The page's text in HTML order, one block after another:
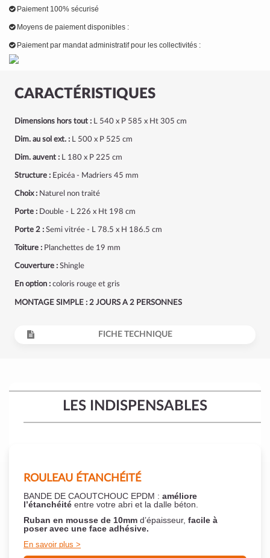
CARACTÉRISTIQUES
Dimensions hors tout : L 540 x P 585 x Ht 305 cm
Dim. au sol ext. : L 500 x P 525 cm
Dim. auvent : L 180 x P 225 cm
Structure : Epicéa - Madriers 45 mm
Choix : Naturel non traité
Porte : Double - L 226 x Ht 198 cm
Porte 2 : Semi vitrée - L 78.5 x H 186.5 cm
Toiture : Planchettes de 19 mm
Couverture : Shingle
En option : coloris rouge et gris
MONTAGE SIMPLE : 2 JOURS A 2 PERSONNES
FICHE TECHNIQUE
Paiement 100% sécurisé
Moyens de paiement disponibles :
Paiement par mandat administratif pour les collectivités :
LES INDISPENSABLES
ROULEAU ÉTANCHÉITÉ
BANDE DE CAOUTCHOUC EPDM : améliore
l’étanchéité entre votre abri et la dalle béton.
Ruban en mousse de 10mm d’épaisseur, facile à
poser avec une face adhésive.
En savoir plus